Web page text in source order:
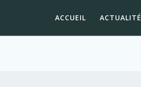
ACCUEIL ACTUALITÉ